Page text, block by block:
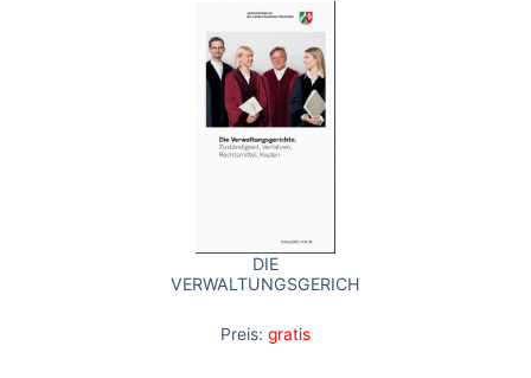
DIE
VERWALTUNGSGERICHTE.
Preis: gratis